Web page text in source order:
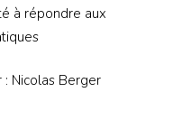
à répondre aux
Nicolas Berger